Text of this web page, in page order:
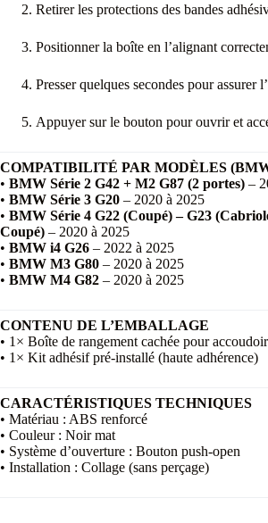
Retirer les protections des bandes
Positionner la boîte en l’alignant
Presser quelques secondes pour assurer
Appuyer sur le bouton pour ouvrir et
COMPATIBILITÉ PAR MODÈLES
• BMW Série 2 G42 + M2 G87 (2 portes) –
• BMW Série 3 G20 – 2020 à 2025
• BMW Série 4 G22 (Coupé) – G23
Coupé) – 2020 à 2025
• BMW i4 G26 – 2022 à 2025
• BMW M3 G80 – 2020 à 2025
• BMW M4 G82 – 2020 à 2025
CONTENU DE L’EMBALLAGE
• 1× Boîte de rangement cachée pour
• 1× Kit adhésif pré-installé (haute adhérence)
CARACTÉRISTIQUES TECHNIQUES
• Matériau : ABS renforcé
• Couleur : Noir mat
• Système d’ouverture : Bouton push-open
• Installation : Collage (sans perçage)